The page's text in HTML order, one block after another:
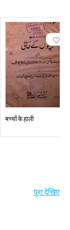
मिर्ज़ा के सामने
फ़िक्र-ए-शे’र की
न कहोगे तो अपनी
दिल्ली छोड़कर
में गुज़रे फिर उनकी
जहांगीराबाद
गए और उन्हें अपना
ग़ालिब के दोस्त,
का कमाल
प्रतिभा निर्माण
जाने वाली किताबों
के डायरेक्टर कर्नल
जिनमें शायर किसी
बच्चों के हाली
पूरा देखिए